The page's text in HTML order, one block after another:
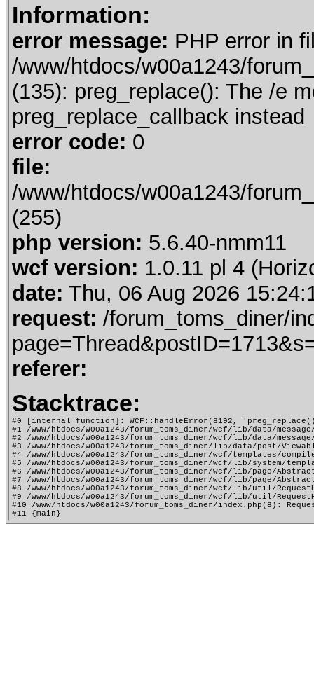
Information:
error message: PHP error in
/www/htdocs/w00a1243/
(135): preg_replace(): The /e
preg_replace_callback instead
error code: 0
file:
/www/htdocs/w00a1243/
(255)
php version: 5.6.40-nmm11
wcf version: 1.0.11 pl 4
date: Thu, 06 Aug 2026
request: /forum_toms_diner/
referer:
Stacktrace:
#0 [internal function]: WCF::handleError(8192,
#1 /www/htdocs/w00a1243/forum_toms_diner/wcf/lib/data/
#2 /www/htdocs/w00a1243/forum_toms_diner/wcf/lib/data/
#3 /www/htdocs/w00a1243/forum_toms_diner/lib/data/post/
#4 /www/htdocs/w00a1243/forum_toms_diner/wcf/templates/
#5 /www/htdocs/w00a1243/forum_toms_diner/wcf/lib/system/
#6 /www/htdocs/w00a1243/forum_toms_diner/wcf/lib/page/
#7 /www/htdocs/w00a1243/forum_toms_diner/wcf/lib/page/
#8 /www/htdocs/w00a1243/forum_toms_diner/wcf/lib/util/
#9 /www/htdocs/w00a1243/forum_toms_diner/wcf/lib/util/
#10 /www/htdocs/w00a1243/forum_toms_diner/index.php(8):
#11 {main}